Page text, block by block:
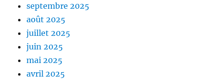
septembre 2025
août 2025
juillet 2025
juin 2025
mai 2025
avril 2025